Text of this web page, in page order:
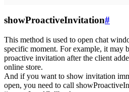
showProactiveInvitation#
This method is used to open chat
specific moment. For example, it may
proactive invitation after the client
online store.
And if you want to show invitation
open, you need to call